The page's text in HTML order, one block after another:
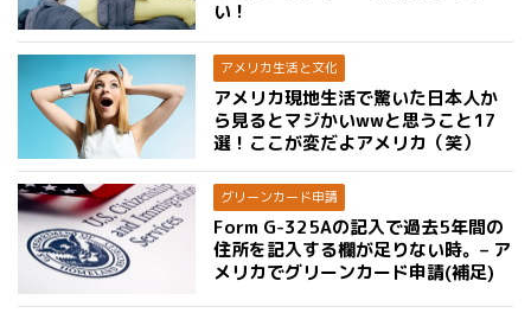
い！
アメリカ生活と文化
アメリカ現地生活で驚いた日本人か
ら見るとマジかいwwと思うこと17
選！ここが変だよアメリカ（笑）
グリーンカード申請
Form G-325Aの記入で過去5年間の
住所を記入する欄が足りない時。– ア
メリカでグリーンカード申請(補足)